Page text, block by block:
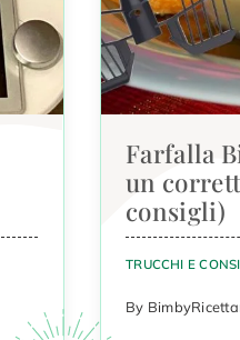
Farfalla
un
consigli)
TRUCCHI E
By